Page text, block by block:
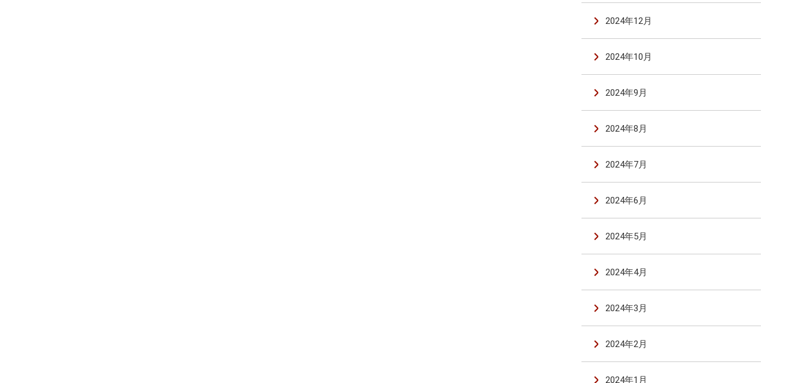
2024年12月
2024年10月
2024年9月
2024年8月
2024年7月
2024年6月
2024年5月
2024年4月
2024年3月
2024年2月
2024年1月